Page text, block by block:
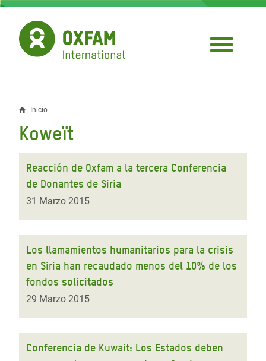
Pasar
contenido
principal
Sobrescribir
enlaces
de
ayuda
la
navegación
Inicio
Koweït
Reacción de Oxfam a la tercera Conferencia
de Donantes de Siria
31 Marzo 2015
Los llamamientos humanitarios para la crisis
en Siria han recaudado menos del 10% de los
fondos solicitados
29 Marzo 2015
Conferencia de Kuwait: Los Estados deben